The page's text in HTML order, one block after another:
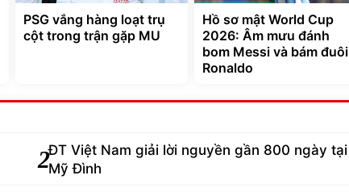
PSG vắng hàng loạt trụ
cột trong trận gặp MU
Hồ sơ mật World Cup
2026: Âm mưu đánh
bom Messi và bám đuôi
Ronaldo
2ĐT Việt Nam giải lời nguyền gần 800 ngày tại
Mỹ Đình